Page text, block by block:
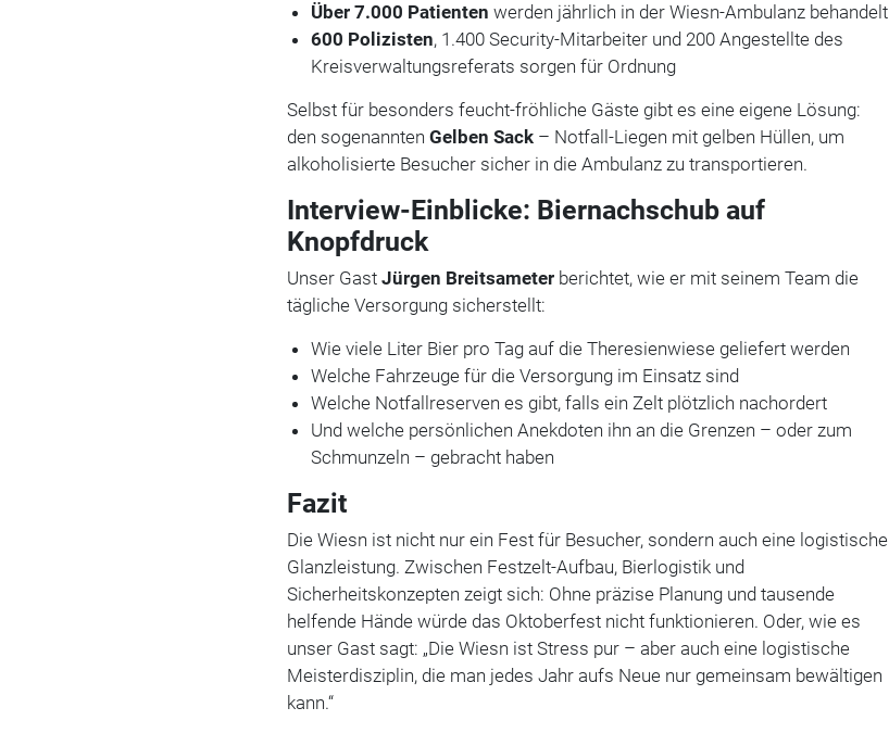
Über 7.000 Patienten werden jährlich in der Wiesn-Ambulanz behandelt
600 Polizisten, 1.400 Security-Mitarbeiter und 200 Angestellte des
Kreisverwaltungsreferats sorgen für Ordnung
Selbst für besonders feucht-fröhliche Gäste gibt es eine eigene Lösung:
den sogenanntenGelben Sack – Notfall-Liegen mit gelben Hüllen, um
alkoholisierte Besucher sicher in die Ambulanz zu transportieren.
Interview-Einblicke: Biernachschub auf
Knopfdruck
Unser Gast Jürgen Breitsameter berichtet, wie er mit seinem Team die
tägliche Versorgung sicherstellt:
Wie viele Liter Bier pro Tag auf die Theresienwiese geliefert werden
Welche Fahrzeuge für die Versorgung im Einsatz sind
Welche Notfallreserven es gibt, falls ein Zelt plötzlich nachordert
Und welche persönlichen Anekdoten ihn an die Grenzen – oder zum
Schmunzeln – gebracht haben
Fazit
Die Wiesn ist nicht nur ein Fest für Besucher, sondern auch eine logistische
Glanzleistung. Zwischen Festzelt-Aufbau, Bierlogistik und
Sicherheitskonzepten zeigt sich: Ohne präzise Planung und tausende
helfende Hände würde das Oktoberfest nicht funktionieren. Oder, wie es
unser Gast sagt: „Die Wiesn ist Stress pur – aber auch eine logistische
Meisterdisziplin, die man jedes Jahr aufs Neue nur gemeinsam bewältigen
kann.“